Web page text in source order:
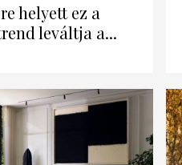
helyett ez a
leváltja a...